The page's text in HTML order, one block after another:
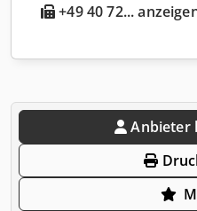
+49 40 72...
Anbieter